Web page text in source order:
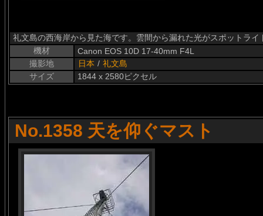
礼文島の西海岸から見た海です。雲間から漏れた光がスポットラ
機材
Canon EOS 10D 17-40mm F4L
撮影地
日本 / 礼文島
サイズ
1844 x 2580ピクセル
No.1358 天を仰ぐマスト